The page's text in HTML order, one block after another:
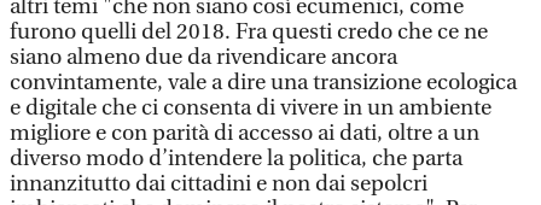
altri temi "che non siano così ecumenici, come
furono quelli del 2018. Fra questi credo che ce ne
siano almeno due da rivendicare ancora
convintamente, vale a dire una transizione ecologica
e digitale che ci consenta di vivere in un ambiente
migliore e con parità di accesso ai dati, oltre a un
diverso modo d’intendere la politica, che parta
innanzitutto dai cittadini e non dai sepolcri